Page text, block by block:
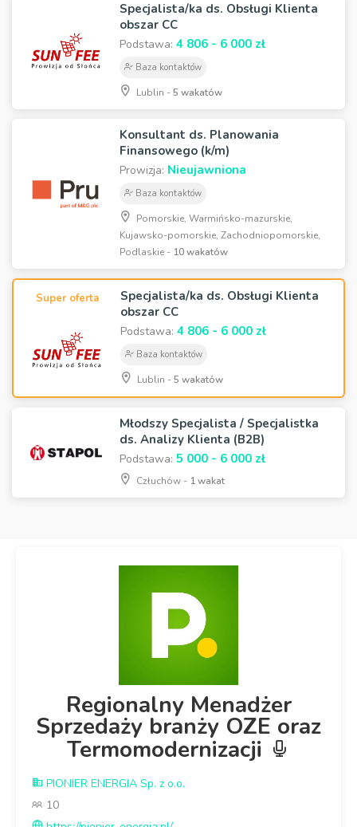
Specjalista/ka ds. Obsługi Klienta
obszar CC
Podstawa: 4 806 - 6 000 zł
Baza kontaktów
Lublin -5 wakatów
Konsultant ds. Planowania
Finansowego (k/m)
Prowizja: Nieujawniona
Baza kontaktów
Pomorskie, Warmińsko-mazurskie,
Kujawsko-pomorskie, Zachodniopomorskie,
Podlaskie - 10 wakatów
Super oferta
Specjalista/ka ds. Obsługi Klienta
obszar CC
Podstawa: 4 806 - 6 000 zł
Baza kontaktów
Lublin -5 wakatów
Młodszy Specjalista / Specjalistka
ds. Analizy Klienta (B2B)
Podstawa: 5 000 - 6 000 zł
Człuchów - 1 wakat
Regionalny Menadżer
Sprzedaży branży OZE oraz
Termomodernizacji
PIONIER ENERGIA Sp. z o.o.
10